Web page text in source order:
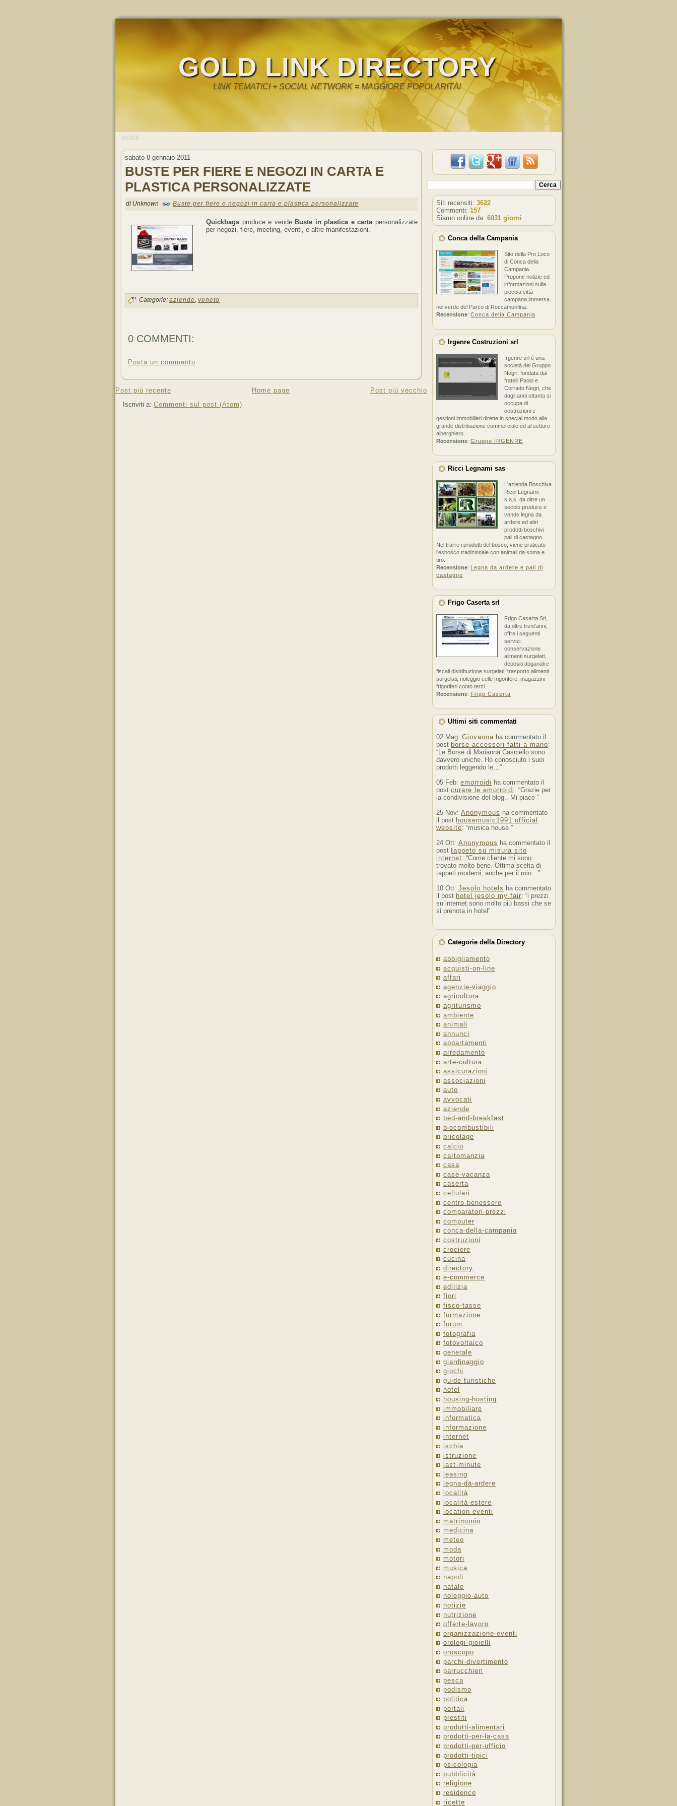
GOLD LINK DIRECTORY
LINK TEMATICI + SOCIAL NETWORK = MAGGIORE POPOLARITÀ!
HOME
sabato 8 gennaio 2011
BUSTE PER FIERE E NEGOZI IN CARTA E
PLASTICA PERSONALIZZATE
di Unknown Buste per fiere e negozi in carta e plastica personalizzate
Quickbags produce e vende Buste in plastica e cartapersonalizzate
per negozi, fiere, meeting, eventi, e altre manifestazioni.
Categorie: aziende, veneto
0 COMMENTI:
Posta un commento
Post più recente Post più vecchio
Home page
Iscriviti a: Commenti sul post (Atom)
Siti recensiti: 3622
Commenti: 157
Siamo online da: 6031 giorni
Conca della Campania
Sito della Pro Loco
di Conca della
Campania.
Propone notizie ed
informazioni sulla
piccola città
campana immersa
nel verde del Parco di Roccamonfina.
Recensione: Conca della Campania
Irgenre Costruzioni srl
Irgenre srl è una
società del Gruppo
Negri, fondata dai
fratelli Paolo e
Corrado Negri, che
dagli anni ottanta si
occupa di
costruzioni e
gestioni immobiliari dirette in special modo alla
grande distribuzione commerciale ed al settore
alberghiero.
Recensione: Gruppo IRGENRE
Ricci Legnami sas
L'azienda Boschiva
Ricci Legnami
s.a.s. da oltre un
secolo produce e
vende legna da
ardere ed altri
prodotti boschivi
pali di castagno.
Nel trarre i prodotti del bosco, viene praticato
l'esbosco tradizionale con animali da soma e
tiro.
Recensione: Legna da ardere e pali di
castagno
Frigo Caserta srl
Frigo Caserta Srl,
da oltre trent'anni,
offre i seguenti
servizi:
conservazione
alimenti surgelati,
depositi doganali e
fiscali distribuzione surgelati, trasporto alimenti
surgelati, noleggio celle frigorifere, magazzini
frigoriferi conto terzi.
Recensione: Frigo Caserta
Ultimi siti commentati
02 Mag: Giovanna ha commentato il
post borse accessori fatti a mano:
“Le Borse di Marianna Casciello sono
davvero uniche. Ho conosciuto i suoi
prodotti leggendo le…”
05 Feb: emorroidi ha commentato il
post curare le emorroidi : “Grazie per
la condivisione del blog.. Mi piace ”
25 Nov: Anonymous ha commentato
il post housemusic1991 official
website: “musica house ”
24 Ott: Anonymous ha commentato il
post tappeto su misura sito
internet: “Come cliente mi sono
trovato molto bene. Ottima scelta di
tappeti moderni, anche per il mio…”
10 Ott: Jesolo hotels ha commentato
il post hotel jesolo my fair: “i prezzi
su internet sono molto più bassi che se
si prenota in hotel”
Categorie della Directory
abbigliamento
acquisti-on-line
affari
agenzie-viaggio
agricoltura
agriturismo
ambiente
animali
annunci
appartamenti
arredamento
arte-cultura
assicurazioni
associazioni
auto
avvocati
aziende
bed-and-breakfast
biocombustibili
bricolage
calcio
cartomanzia
casa
case-vacanza
caserta
cellulari
centro-benessere
comparatori-prezzi
computer
conca-della-campania
costruzioni
crociere
cucina
directory
e-commerce
edilizia
fiori
fisco-tasse
formazione
forum
fotografia
fotovoltaico
generale
giardinaggio
giochi
guide-turistiche
hotel
housing-hosting
immobiliare
informatica
informazione
internet
ischia
istruzione
last-minute
leasing
legna-da-ardere
località
località-estere
location-eventi
matrimonio
medicina
meteo
moda
motori
musica
napoli
natale
noleggio-auto
notizie
nutrizione
offerte-lavoro
organizzazione-eventi
orologi-gioielli
oroscopo
parchi-divertimento
parrucchieri
pesca
podismo
politica
portali
prestiti
prodotti-alimentari
prodotti-per-la-casa
prodotti-per-ufficio
prodotti-tipici
psicologia
pubblicità
religione
residence
ricette